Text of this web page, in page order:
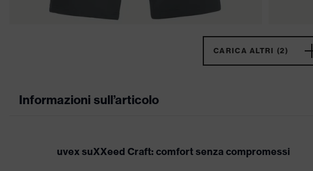
CARICA ALTRI (2)
Informazioni sull’articolo
uvex suXXeed Craft: comfort senza compromessi